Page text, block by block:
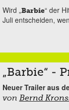
Wird „Barbie“ der
Juli entscheiden,
„Barbie“ -
Neuer Trailer aus
von Bernd